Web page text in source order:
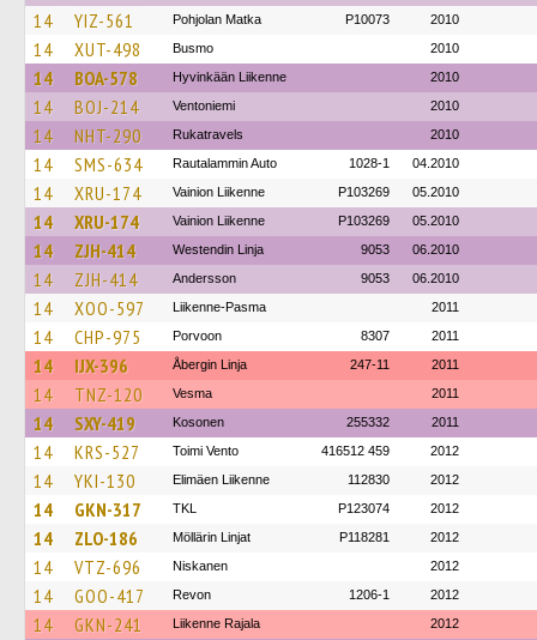
14 YIZ-561 Pohjolan Matka P10073 2010
14 XUT-498 Busmo 2010
14 BOA-578 Hyvinkään Liikenne 2010
14 BOJ-214 Ventoniemi 2010
14 NHT-290 Rukatravels 2010
14 SMS-634 Rautalammin Auto 1028-1 04.2010
14 XRU-174 Vainion Liikenne P103269 05.2010
14 XRU-174 Vainion Liikenne P103269 05.2010
14 ZJH-414 Westendin Linja 9053 06.2010
14 ZJH-414 Andersson 9053 06.2010
14 XOO-597 Liikenne-Pasma 2011
14 CHP-975 Porvoon 8307 2011
14 IJX-396 Åbergin Linja 247-11 2011
14 TNZ-120 Vesma 2011
14 SXY-419 Kosonen 255332 2011
14 KRS-527 Toimi Vento 416512 459 2012
14 YKI-130 Elimäen Liikenne 112830 2012
14 GKN-317 TKL P123074 2012
14 ZLO-186 Möllärin Linjat P118281 2012
14 VTZ-696 Niskanen 2012
14 GOO-417 Revon 1206-1 2012
14 GKN-241 Liikenne Rajala 2012